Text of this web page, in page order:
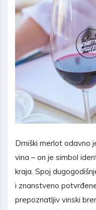
Drniški merlot odavno
vina – on je simbol
kraja. Spoj
i znanstveno
prepoznatljiv vinski